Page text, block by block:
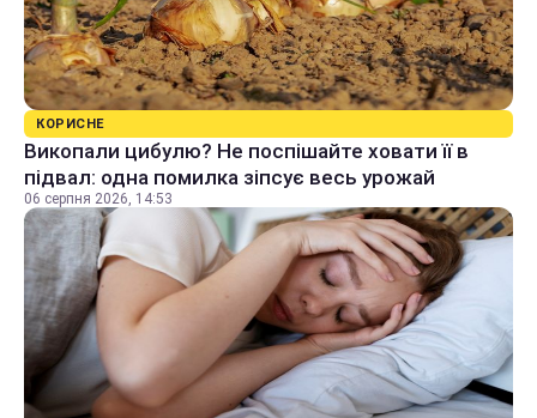
КОРИСНЕ
Викопали цибулю? Не поспішайте ховати її в
підвал: одна помилка зіпсує весь урожай
06 серпня 2026, 14:53